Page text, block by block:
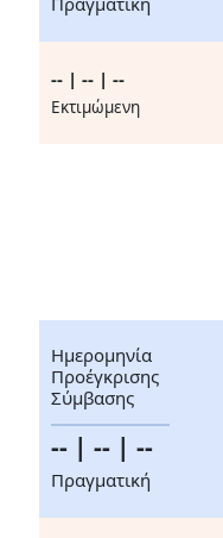
-- | -- | --
Eκτιμώμενη
Ημερομηνία
Προέγκρισης
Σύμβασης
-- | -- | --
Πραγματική